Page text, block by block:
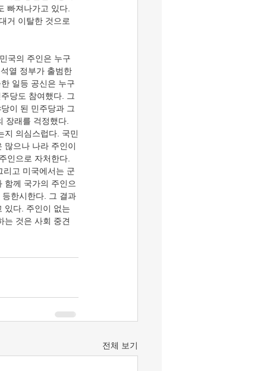
빠져나가고 있다.
거 이탈한 것으로
국의 주인은 누구
열 정부가 출범한
일등 공신은 누구
당도 참여했다. 그
이 된 민주당과 그
장래를 걱정했다.
지 의심스럽다. 국민
많으나 나라 주인이
인으로 자처한다.
리고 미국에서는 군
함께 국가의 주인으
한시한다. 그 결과
있다. 주인이 없는
는 것은 사회 중견
전체 보기